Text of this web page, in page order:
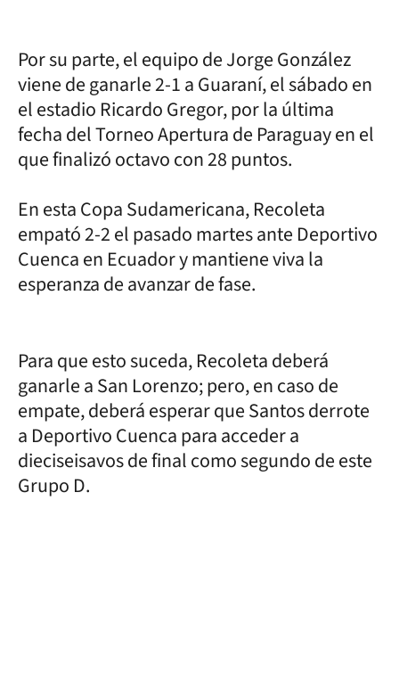
Por su parte, el equipo de Jorge González
viene de ganarle 2-1 a Guaraní, el sábado en
el estadio Ricardo Gregor, por la última
fecha del Torneo Apertura de Paraguay en el
que finalizó octavo con 28 puntos.
En esta Copa Sudamericana, Recoleta
empató 2-2 el pasado martes ante Deportivo
Cuenca en Ecuador y mantiene viva la
esperanza de avanzar de fase.
Para que esto suceda, Recoleta deberá
ganarle a San Lorenzo; pero, en caso de
empate, deberá esperar que Santos derrote
a Deportivo Cuenca para acceder a
dieciseisavos de final como segundo de este
Grupo D.